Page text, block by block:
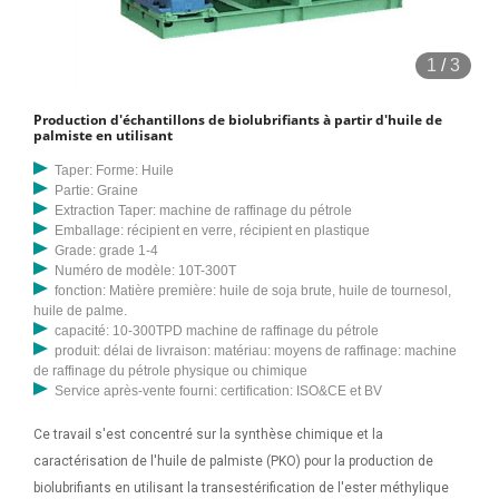
Fredian Uchenna Nwogu. CE Osuagwu. Le but de ce travail est
neutralisation dans les zones productrices de pétrole de la région
Extraction mécanique 5.2 Extraction par solvant 5.3 Méthode
ENVIRONNEMENTALES. 6.1 Traitement des déchets solides 6.2
Traitement des effluents aqueux. BIBLIOGRAPHIE. ANNEXE 1 :
Principaux fabricants et concepteurs d’équipements de
transformation du palmier en Afrique. Presse à huile de palme BÉNIN.
₦ 1 650 000. Ceci convient à la production d’huile de palme et d’huiles
de karnel de palme à grande et moyenne échelle. Sa capacité est de
produire environ 500 kg par heure. Nous fournissons des
technologies de transformation agricole et alimentaire de haute
qualité, durables et innovantes...
1 /3
Production d'échantillons de biolubrifiants à partir d'huile de
palmiste en utilisant
Taper: Forme: Huile
Partie: Graine
Extraction Taper: machine de raffinage du pétrole
Emballage: récipient en verre, récipient en plastique
Grade: grade 1-4
Numéro de modèle: 10T-300T
fonction: Matière première: huile de soja brute, huile de tournesol,
huile de palme.
capacité: 10-300TPD machine de raffinage du pétrole
produit: délai de livraison: matériau: moyens de raffinage: machine
de raffinage du pétrole physique ou chimique
Service après-vente fourni: certification: ISO&CE et BV
Ce travail s'est concentré sur la synthèse chimique et la
caractérisation de l'huile de palmiste (PKO) pour la production de
biolubrifiants en utilisant la transestérification de l'ester méthylique